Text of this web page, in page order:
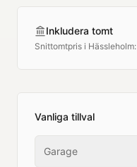
Inkludera tomt
Snittomtpris i Hässleholm:
Vanliga tillval
Garage